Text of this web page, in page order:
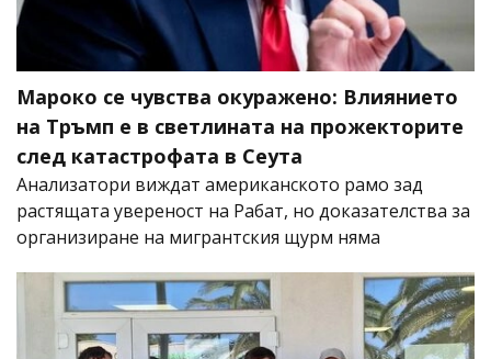
Мароко се чувства окуражено: Влиянието
на Тръмп е в светлината на прожекторите
след катастрофата в Сеута
Анализатори виждат американското рамо зад
растящата увереност на Рабат, но доказателства за
организиране на мигрантския щурм няма